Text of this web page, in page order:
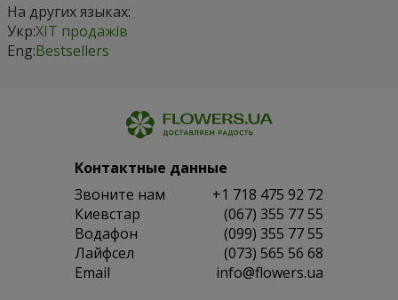
На других языках:
Укр:ХІТ продажів
Eng:Bestsellers
Контактные данные
Звоните нам
+1 718 475 92 72
Киевстар
(067) 355 77 55
Водафон
(099) 355 77 55
Лайфсел
(073) 565 56 68
Email
info@flowers.ua